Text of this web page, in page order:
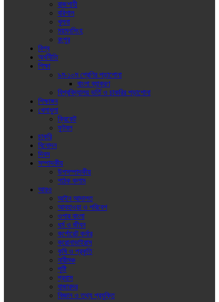
রাজশাহী
বরিশাল
খুলনা
ময়মনসিংহ
রংপুর
বিশ্ব
অর্থনীতি
শিক্ষা
৯ম-১০ম শ্রেণির পড়াশোনা
বাংলা ব্যাকরণ
বিশ্ববিদ্যালয় ভর্তি ও চাকরির পড়াশোনা
শিক্ষাঙ্গন
খেলাধুলা
ক্রিকেট
ফুটবল
চাকরি
বিনোদন
দিবস
সম্পাদকীয়
উপসম্পাদকীয়
পাঠক কলাম
আরও
আইন আদালত
আবহাওয়া ও পরিবেশ
ওপার বাংলা
ধর্ম ও জীবন
কর্পোরেট কর্নার
করোনাভাইরাস
কৃষি ও প্রকৃতি
নারীমঞ্চ
পুষ্টি
প্রবাস
বাজারদর
বিজ্ঞান ও তথ্য প্রযুক্তি